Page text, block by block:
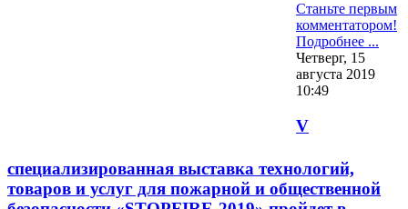
Станьте первым
комментатором!
Подробнее ...
Четверг, 15
августа 2019
10:49
V
специализированная выставка технологий,
товаров и услуг для пожарной и общественной